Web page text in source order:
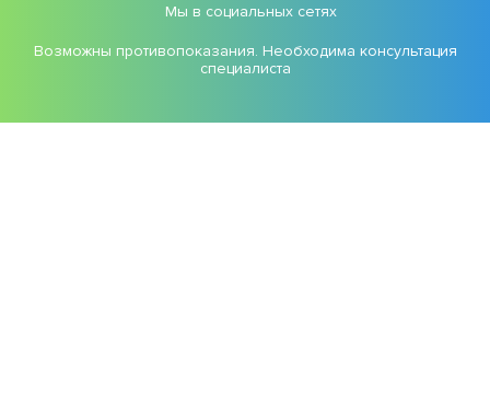
Мы в социальных сетях
Возможны противопоказания. Необходима консультация
специалиста